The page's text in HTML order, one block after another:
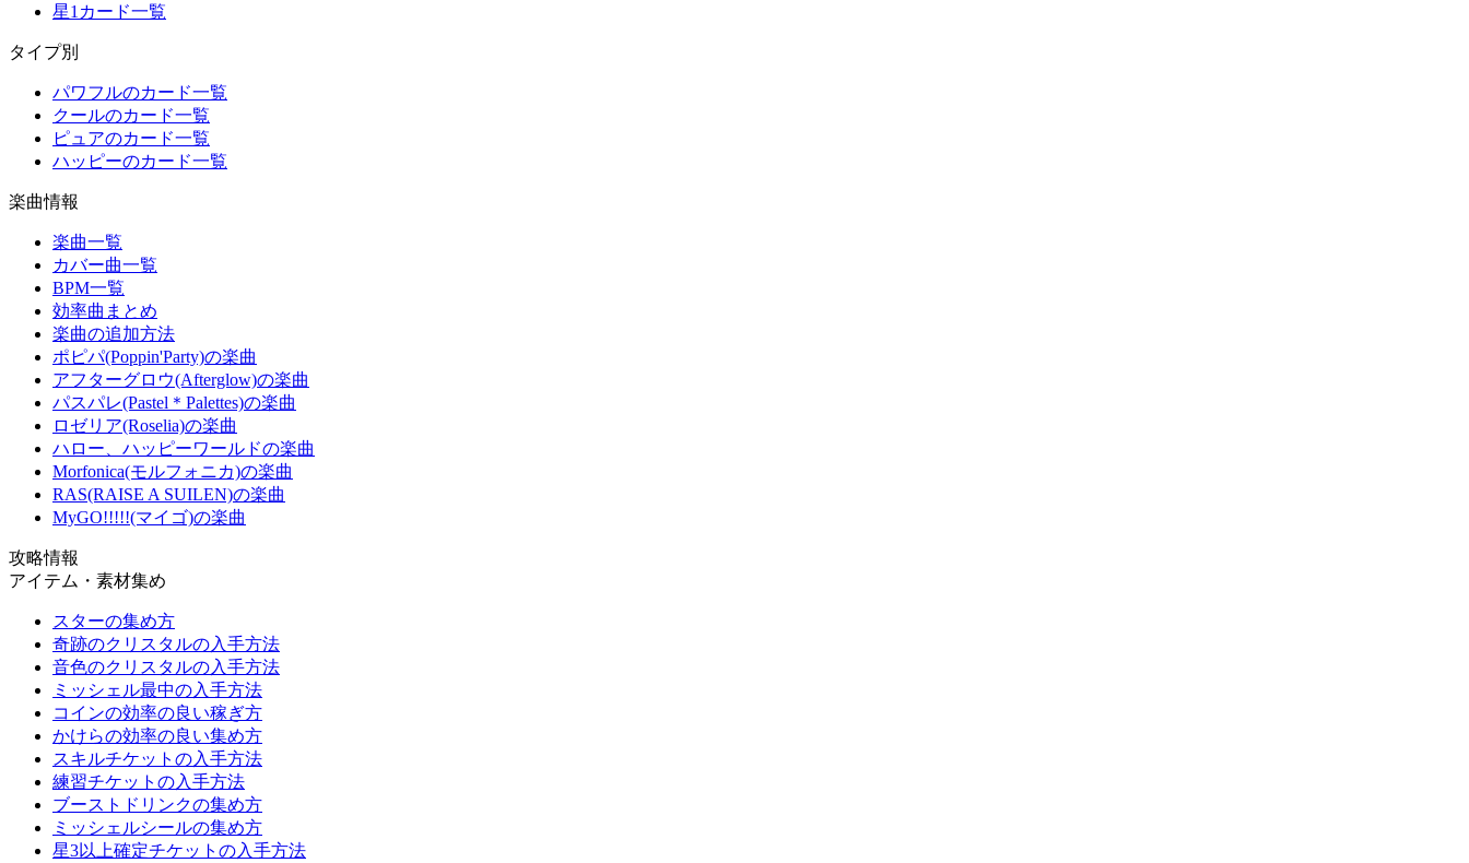
星1カード一覧
タイプ別
パワフルのカード一覧
クールのカード一覧
ピュアのカード一覧
ハッピーのカード一覧
楽曲情報
楽曲一覧
カバー曲一覧
BPM一覧
効率曲まとめ
楽曲の追加方法
ポピパ(Poppin'Party)の楽曲
アフターグロウ(Afterglow)の楽曲
パスパレ(Pastel＊Palettes)の楽曲
ロゼリア(Roselia)の楽曲
ハロー、ハッピーワールドの楽曲
Morfonica(モルフォニカ)の楽曲
RAS(RAISE A SUILEN)の楽曲
MyGO!!!!!(マイゴ)の楽曲
攻略情報
アイテム・素材集め
スターの集め方
奇跡のクリスタルの入手方法
音色のクリスタルの入手方法
ミッシェル最中の入手方法
コインの効率の良い稼ぎ方
かけらの効率の良い集め方
スキルチケットの入手方法
練習チケットの入手方法
ブーストドリンクの集め方
ミッシェルシールの集め方
星3以上確定チケットの入手方法